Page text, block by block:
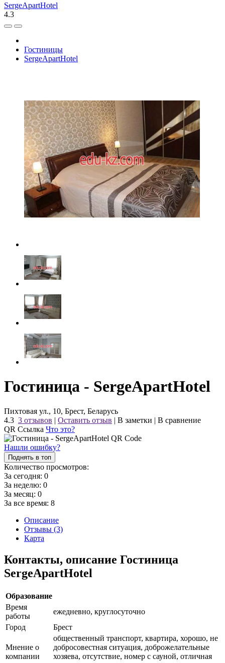
SergeApartHotel
4.3
Гостиницы
SergeApartHotel
Гостиница - SergeApartHotel
Пихтовая ул., 10, Брест, Беларусь
4.3 3 отзывов | Оставить отзыв | В заметки | В сравнение
QR Ссылка Что это?
Нашли ошибку?
Поднять в топ
Количество просмотров:
За сегодня: 0
За неделю: 0
За месяц: 0
За все время: 8
Описание
Отзывы (3)
Карта
Контакты, описание Гостиница
SergeApartHotel
Образование
Время
работы
ежедневно, круглосуточно
Город
Брест
Мнение о
компании
общественный транспорт, квартира, хорошо, не
добросовестная ситуация, доброжелательные
хозяева, отсутствие, номер с сауной, отличная